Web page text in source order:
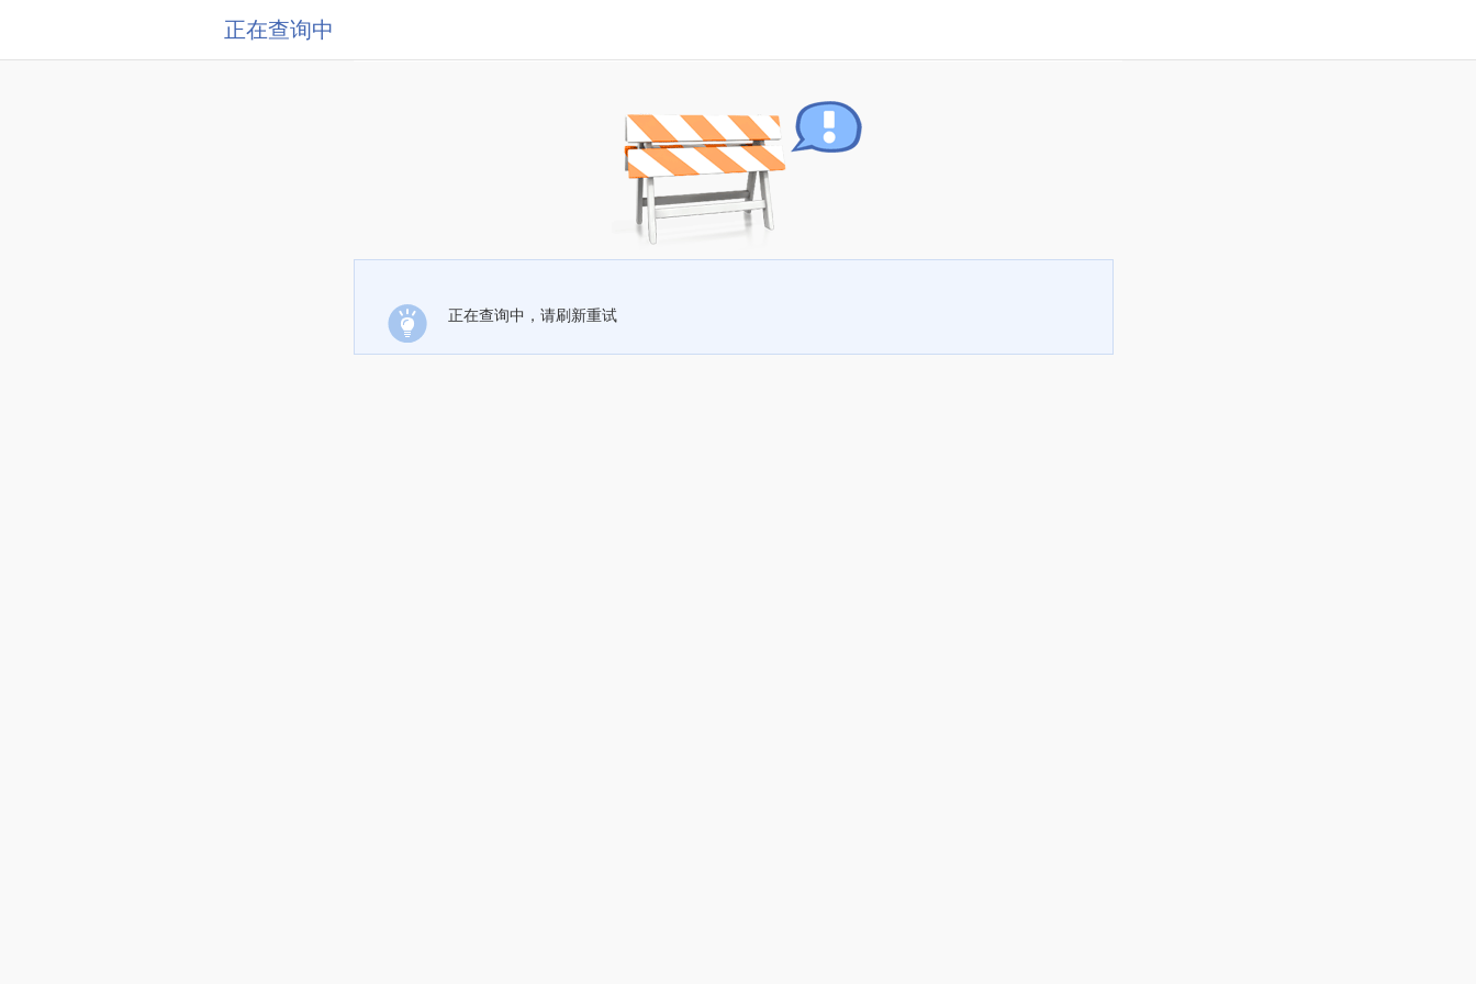
正在查询中
正在查询中，请刷新重试